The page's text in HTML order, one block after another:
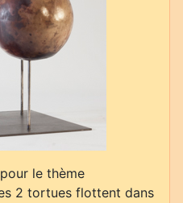
le thème
2 tortues flottent dans